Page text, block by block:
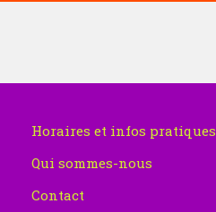
Horaires et infos pratiques
Qui sommes-nous
Contact